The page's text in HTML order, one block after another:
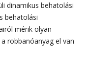
dinamikus behatolási
behatolási
mérik olyan
robbanóanyag el van